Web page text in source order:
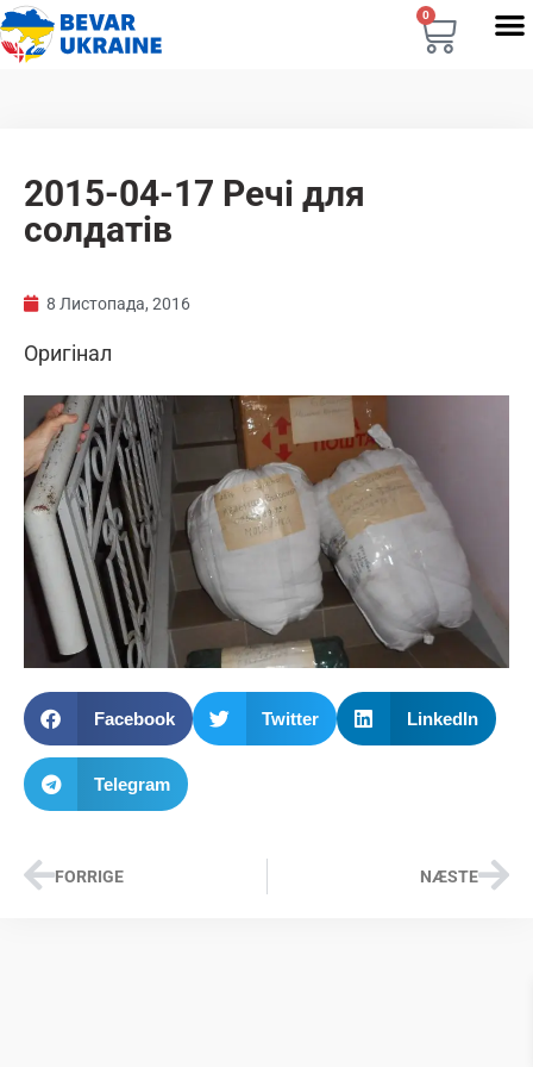
0
2015-04-17 Речі для
солдатів
8 Листопада, 2016
Оригінал
Facebook Twitter LinkedIn
Telegram
FORRIGE NÆSTE